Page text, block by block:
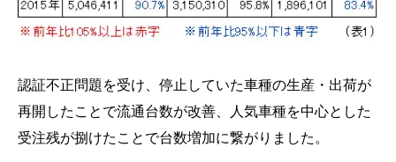
認証不正問題を受け、停止していた車種の生産・出荷が
再開したことで流通台数が改善、人気車種を中心とした
受注残が捌けたことで台数増加に繋がりました。